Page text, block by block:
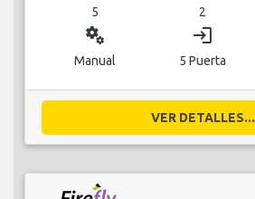
5 2
miscellaneous_services
Manual
login
5 Puerta
VER DETALLES...